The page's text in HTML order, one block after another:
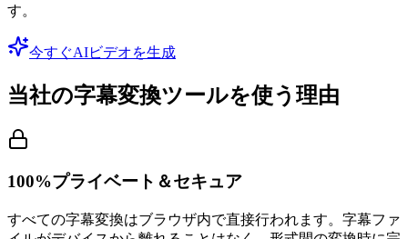
す。
今すぐAIビデオを生成
当社の字幕変換ツールを使う理由
100%プライベート＆セキュア
すべての字幕変換はブラウザ内で直接行われます。字幕ファ